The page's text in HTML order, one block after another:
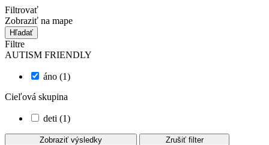
Filtrovať
Zobraziť na mape
Hľadať
Filtre
AUTISM FRIENDLY
áno (1)
Cieľová skupina
deti (1)
Zobraziť výsledky Zrušiť filter